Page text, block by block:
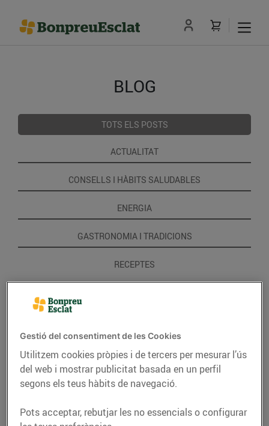
BLOG
TOTS ELS POSTS
ACTUALITAT
CONSELLS I HÀBITS SALUDABLES
ENERGIA
GASTRONOMIA I TRADICIONS
RECEPTES
Gestió del consentiment de les Cookies
Utilitzem cookies pròpies i de tercers per mesurar l’ús
del web i mostrar publicitat basada en un perfil
segons els teus hàbits de navegació.
Pots acceptar, rebutjar les no essencials o configurar